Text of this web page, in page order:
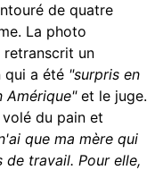
de quatre
La photo
retranscrit un
qui a été "surpris en
Amérique"et le juge.
volé du pain et
que ma mère qui
travail. Pour elle,